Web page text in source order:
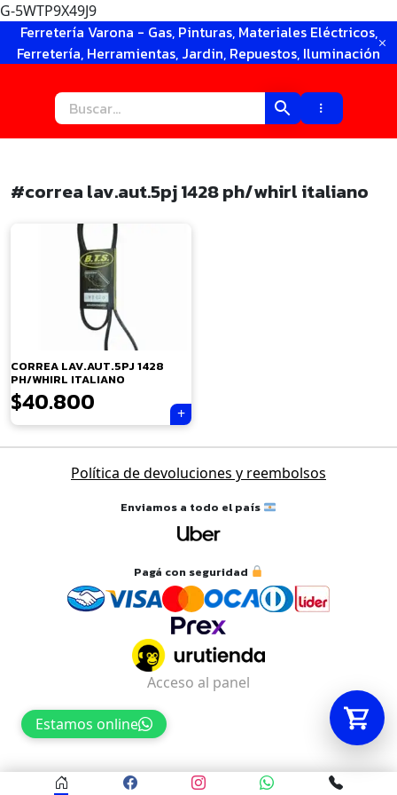
G-5WTP9X49J9
Ferretería Varona - Gas, Pinturas, Materiales Eléctricos,
Ferretería, Herramientas, Jardin, Repuestos, Iluminación
#correa lav.aut.5pj 1428 ph/whirl italiano
CORREA LAV.AUT.5PJ 1428
PH/WHIRL ITALIANO
$40.800
Política de devoluciones y reembolsos
Enviamos a todo el país
Pagá con seguridad
Estamos online
Acceso al panel
Tu carrito está vacío.
Agregá un producto y aparecerá acá